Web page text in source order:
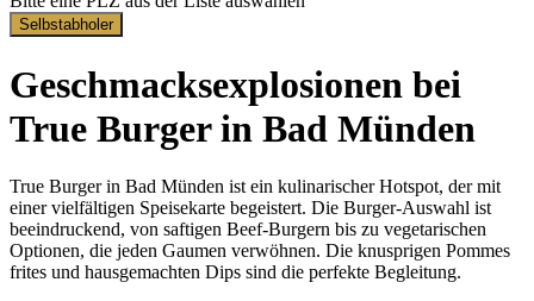
Selbstabholer
Geschmacksexplosionen bei
True Burger in Bad Münden
True Burger in Bad Münden ist ein kulinarischer Hotspot, der mit
einer vielfältigen Speisekarte begeistert. Die Burger-Auswahl ist
beeindruckend, von saftigen Beef-Burgern bis zu vegetarischen
Optionen, die jeden Gaumen verwöhnen. Die knusprigen Pommes
frites und hausgemachten Dips sind die perfekte Begleitung.